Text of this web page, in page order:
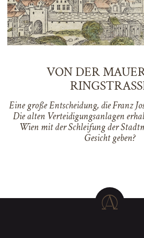
VON DER
RINGSTRASSE
Eine große Entscheidung, die Franz
Die alten Verteidigungsanlagen
Wien mit der Schleifung der
Gesicht geben?